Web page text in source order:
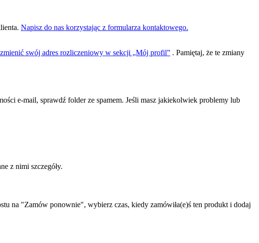
Napisz do nas korzystając z formularza kontaktowego.
zmienić swój adres rozliczeniowy w sekcji „Mój profil” . Pamiętaj, że te zmiany
e-mail, sprawdź folder ze spamem. Jeśli masz jakiekolwiek problemy lub
z nimi szczegóły.
na "Zamów ponownie", wybierz czas, kiedy zamówiła(e)ś ten produkt i dodaj